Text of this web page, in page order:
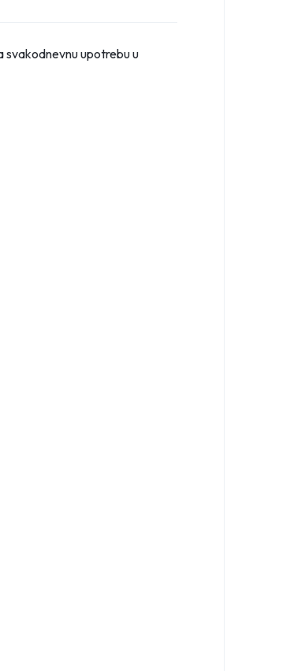
svakodnevnu upotrebu u